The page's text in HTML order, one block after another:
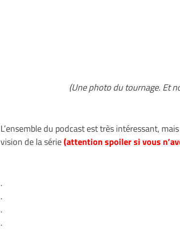
(Une photo du tournage. Et
L’ensemble du podcast est très intéressant,
vision de la série(attention spoiler si vous
.
.
.
.